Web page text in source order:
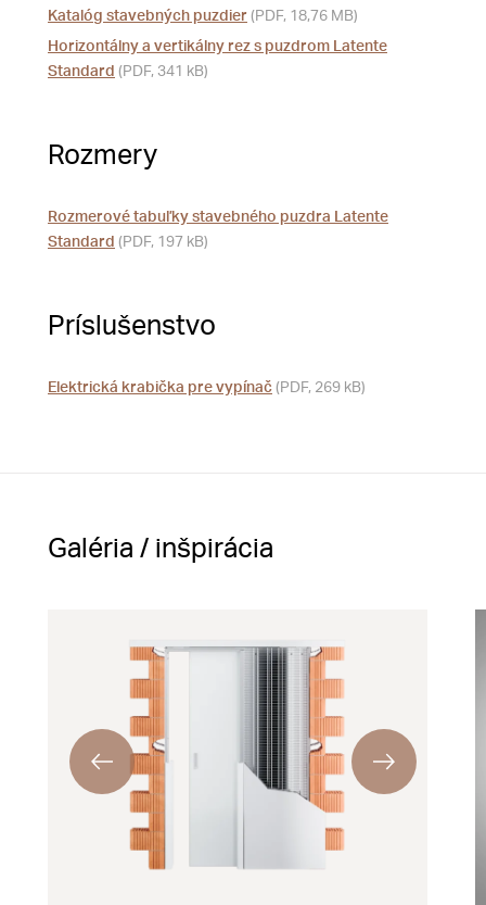
Katalóg stavebných puzdier (PDF, 18,76 MB)
Horizontálny a vertikálny rez s puzdrom Latente
Standard (PDF, 341 kB)
Rozmery
Rozmerové tabuľky stavebného puzdra Latente
Standard (PDF, 197 kB)
Príslušenstvo
Elektrická krabička pre vypínač (PDF, 269 kB)
Galéria / inšpirácia